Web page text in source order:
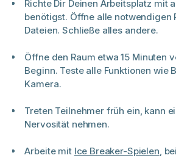
Richte Dir Deinen Arbeitsplatz mit
benötigst. Öffne alle notwendigen
Dateien. Schließe alles andere.
Öffne den Raum etwa 15 Minuten
Beginn. Teste alle Funktionen wie
Kamera.
Treten Teilnehmer früh ein, kann
Nervosität nehmen.
Arbeite mit Ice Breaker-Spielen,